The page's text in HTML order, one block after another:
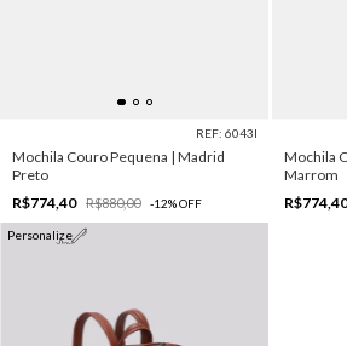
REF: 6043I
Mochila Couro Pequena | Madrid
Preto
R$774,40
R$880,00 -12%OFF
Mochila
Marrom
R$774,40
Personalize